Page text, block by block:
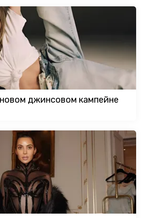
джинсовом кампейне